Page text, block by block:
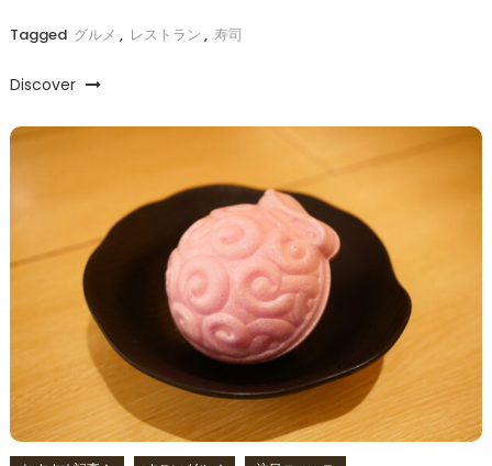
Tagged グルメ , レストラン , 寿司
Discover